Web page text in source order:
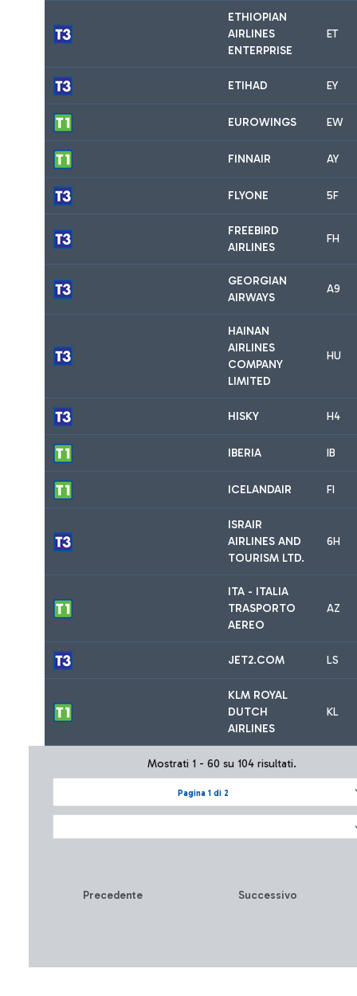
ETHIOPIAN
AIRLINES
ENTERPRISE
ET
ETIHAD EY
EUROWINGS EW
FINNAIR AY
FLYONE 5F
FREEBIRD
AIRLINES
FH
GEORGIAN
AIRWAYS
A9
HAINAN
AIRLINES
COMPANY
LIMITED
HU
HISKY H4
IBERIA IB
ICELANDAIR FI
ISRAIR
AIRLINES AND
TOURISM LTD.
6H
ITA - ITALIA
TRASPORTO
AEREO
AZ
JET2.COM LS
KLM ROYAL
DUTCH
AIRLINES
KL
Pagina 1 di 2
Mostrati 1 - 60 su 104 risultati.
Precedente Successivo